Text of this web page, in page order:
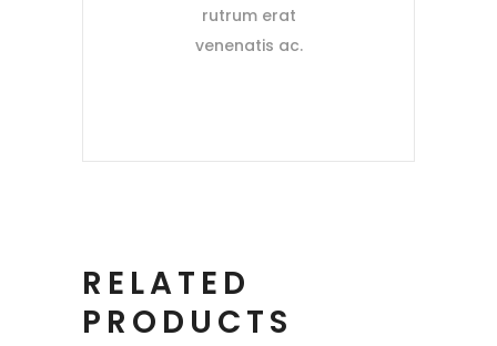
rutrum erat
venenatis ac.
RELATED
PRODUCTS